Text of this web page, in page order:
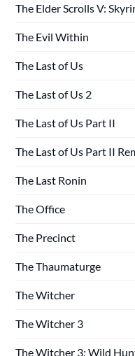
The Elder Scrolls V:
The Evil Within
The Last of Us
The Last of Us 2
The Last of Us Part II
The Last of Us Part II
The Last Ronin
The Office
The Precinct
The Thaumaturge
The Witcher
The Witcher 3
The Witcher 3: Wild